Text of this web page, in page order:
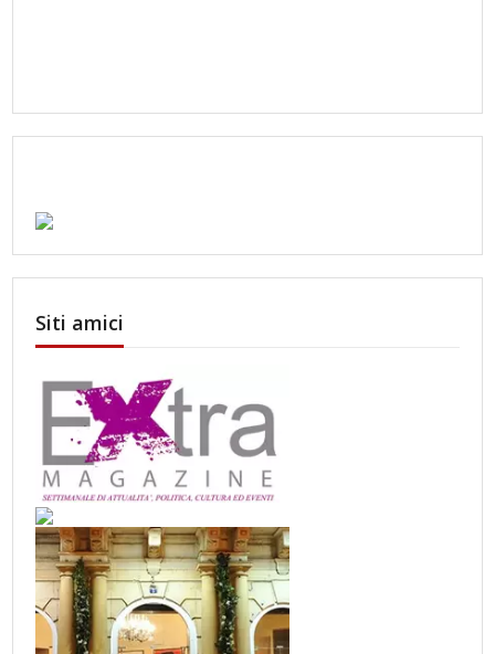
Siti amici